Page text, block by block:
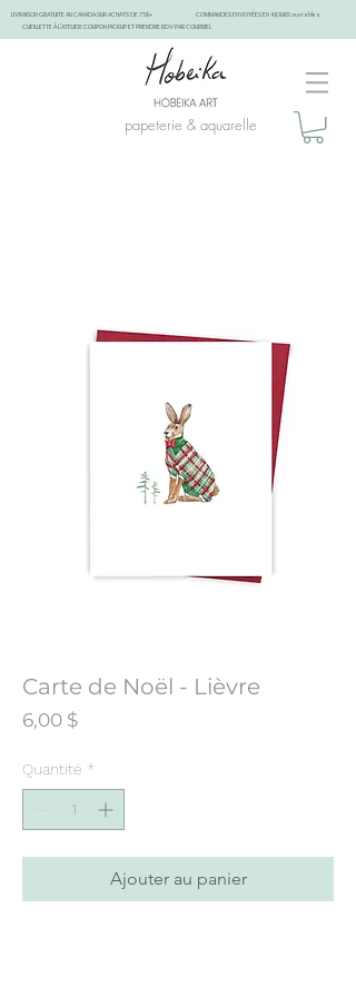
LIVRAISON GRATUITE AU CANADA SUR ACHATS DE 75$+
COMMANDES ENVOYÉES EN 4 JOURS ouvrables
CUEILLETTE À L'ATELIER: COUPON PICKUP ET PRENDRE RDV PAR COURRIEL
papeterie & aquarelle
Carte de Noël - Lièvre
6,00 $Prix
Quantité *
Ajouter au panier